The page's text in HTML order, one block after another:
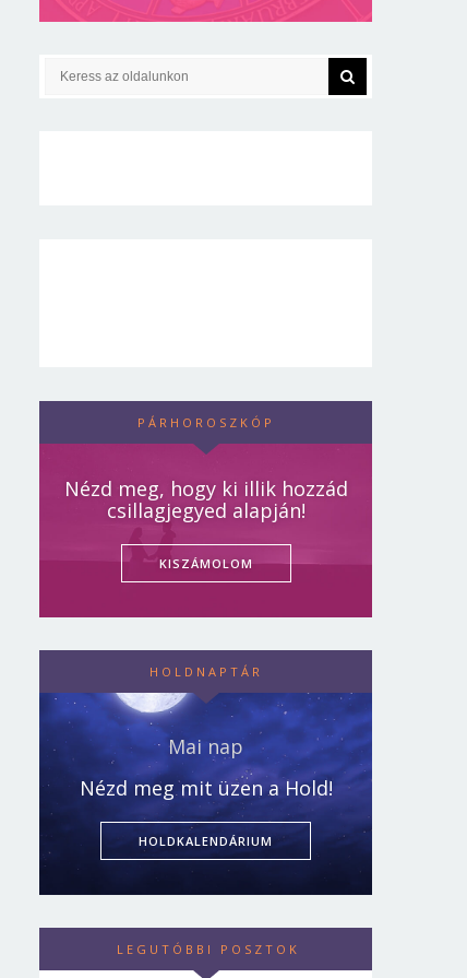
PÁRHOROSZKÓP
Nézd meg, hogy ki illik hozzád
csillagjegyed alapján!
KISZÁMOLOM
HOLDNAPTÁR
Mai nap
Nézd meg mit üzen a Hold!
HOLDKALENDÁRIUM
LEGUTÓBBI POSZTOK